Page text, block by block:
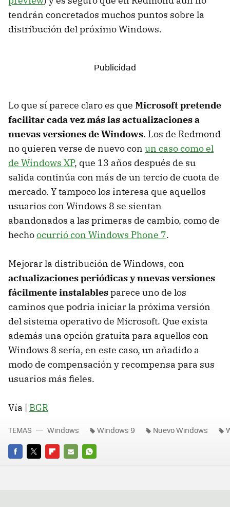
tendrán concretados muchos puntos sobre la
distribución del próximo Windows.
Lo que sí parece claro es que Microsoft pretende
facilitar cada vez más las actualizaciones a
nuevas versiones de Windows. Los de Redmond
no quieren verse de nuevo con un caso como el
de Windows XP, que 13 años después de su
salida continúa con más de un tercio de cuota de
mercado. Y tampoco los interesa que aquellos
usuarios con Windows 8 se sientan
abandonados a las primeras de cambio, como de
hechoocurrió con Windows Phone 7.
Mejorar la distribución de Windows, con
actualizaciones periódicas y nuevas versiones
fácilmente instalablesparece uno de los
caminos que podría iniciar la próxima versión
del sistema operativo de Microsoft. Que exista
además una opción gratuita para aquellos con
Windows 8 sería, en este caso, un añadido a
modo de compensación y recompensa para sus
usuarios más fieles.
Vía | BGR
FACEBOOK
TWITTERFLIPBOARD
E-
WHATSAPP
TEMAS Windows Windows 9 Nuevo Windows